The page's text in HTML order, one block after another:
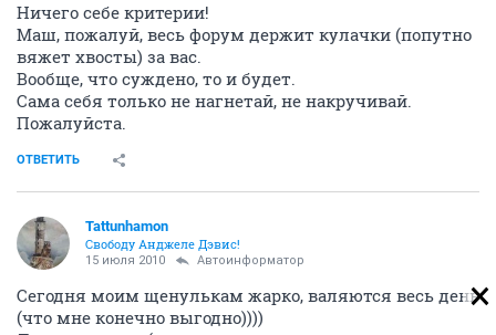
Ничего себе критерии!
Маш, пожалуй, весь форум держит кулачки (попутно
вяжет хвосты) за вас.
Вообще, что суждено, то и будет.
Сама себя только не нагнетай, не накручивай.
Пожалуйста.
ОТВЕТИТЬ
Tattunhamon
Свободу Анджеле Дэвис!
15 июля 2010 Автоинформатор
Сегодня моим щенулькам жарко, валяются весь день
(что мне конечно выгодно))))